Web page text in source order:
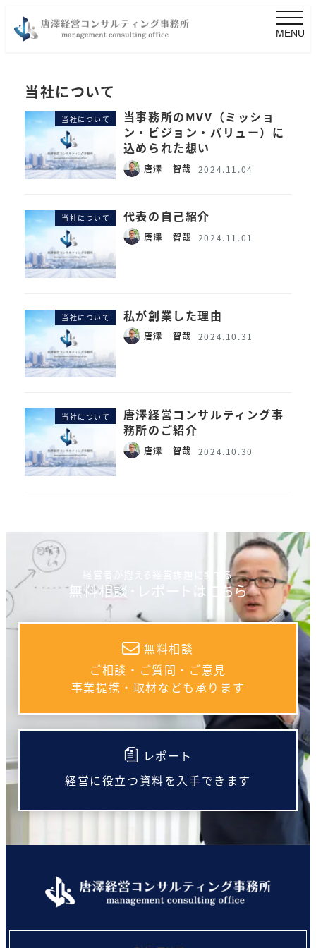
MENU
当社について
当社について
当事務所のMVV（ミッショ
ン・ビジョン・バリュー）に
込められた想い
唐澤 智哉 2024.11.04
当社について 代表の自己紹介
唐澤 智哉 2024.11.01
当社について 私が創業した理由
唐澤 智哉 2024.10.31
当社について
唐澤経営コンサルティング事
務所のご紹介
唐澤 智哉 2024.10.30
経営者が抱える経営課題に関する
無料相談・レポートはこちら
無料相談
ご相談・ご質問・ご意見
事業提携・取材なども承ります
レポート
経営に役立つ資料を入手できます